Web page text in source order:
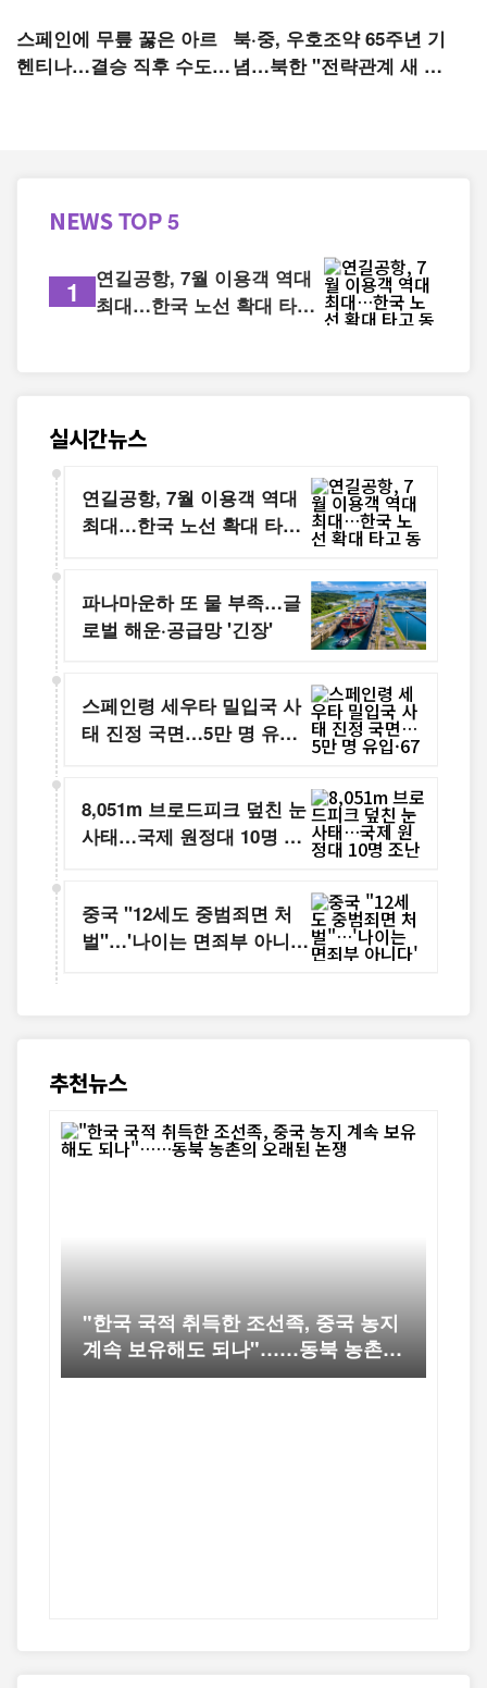
스페인에 무릎 꿇은 아르
헨티나…결승 직후 수도서
북·중, 우호조약 65주년 기
념…북한 "전략관계 새 단
NEWSTOP 5
1
연길공항, 7월 이용객 역대
최대…한국 노선 확대 타고
실시간뉴스
연길공항, 7월 이용객 역대
최대…한국 노선 확대 타고
파나마운하 또 물 부족…글
로벌 해운·공급망 '긴장'
스페인령 세우타 밀입국 사
태 진정 국면…5만 명 유입·
8,051m 브로드피크 덮친 눈
사태…국제 원정대 10명 조
중국 "12세도 중범죄면 처
벌"…'나이는 면죄부 아니
추천뉴스
"한국 국적 취득한 조선족, 중국 농지
계속 보유해도 되나"……동북 농촌의
오래된 논쟁